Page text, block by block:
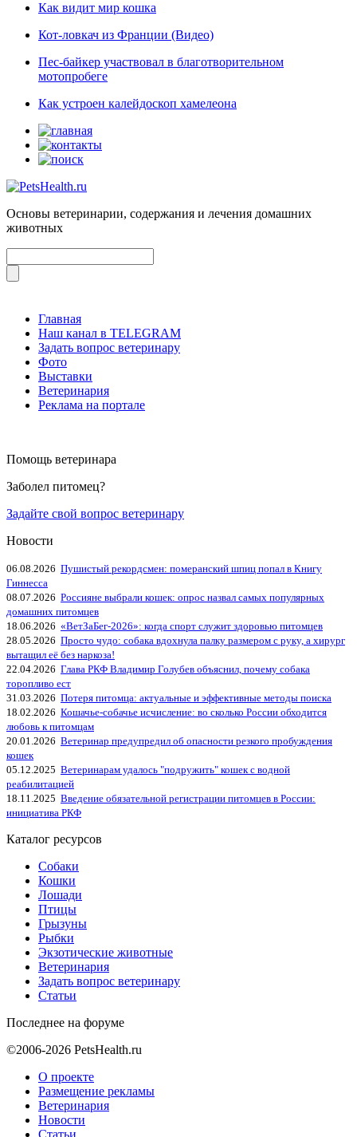
Как видит мир кошка
Кот-ловкач из Франции (Видео)
Пес-байкер участвовал в благотворительном
мотопробеге
Как устроен калейдоскоп хамелеона
Основы ветеринарии, содержания и лечения домашних
животных
Главная
Наш канал в TELEGRAM
Задать вопрос ветеринару
Фото
Выставки
Ветеринария
Реклама на портале
Помощь ветеринара
Заболел питомец?
Задайте свой вопрос ветеринару
Новости
06.08.2026 Пушистый рекордсмен: померанский шпиц попал в Книгу
Гиннесса
08.07.2026 Россияне выбрали кошек: опрос назвал самых популярных
домашних питомцев
18.06.2026 «ВетЗаБег‑2026»: когда спорт служит здоровью питомцев
28.05.2026 Просто чудо: собака вдохнула палку размером с руку, а хирург
вытащил её без наркоза!
22.04.2026 Глава РКФ Владимир Голубев объяснил, почему собака
торопливо ест
31.03.2026 Потеря питомца: актуальные и эффективные методы поиска
18.02.2026 Кошачье-собачье исчисление: во сколько России обходится
любовь к питомцам
20.01.2026 Ветеринар предупредил об опасности резкого пробуждения
кошек
05.12.2025 Ветеринарам удалось "подружить" кошек с водной
реабилитацией
18.11.2025 Введение обязательной регистрации питомцев в России:
инициатива РКФ
Каталог ресурсов
Собаки
Кошки
Лошади
Птицы
Грызуны
Рыбки
Экзотические животные
Ветеринария
Задать вопрос ветеринару
Статьи
Последнее на форуме
©2006-2026 PetsHealth.ru
О проекте
Размещение рекламы
Ветеринария
Новости